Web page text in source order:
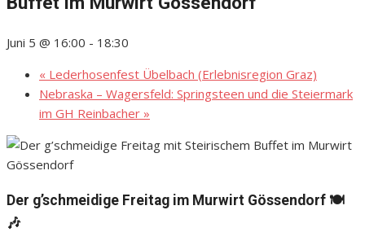
Juni 5 @ 16:00 - 18:30
« Lederhosenfest Übelbach (Erlebnisregion Graz)
Nebraska – Wagersfeld: Springsteen und die Steiermark
im GH Reinbacher »
Der g’schmeidige Freitag im Murwirt Gössendorf 🍽️
🎶